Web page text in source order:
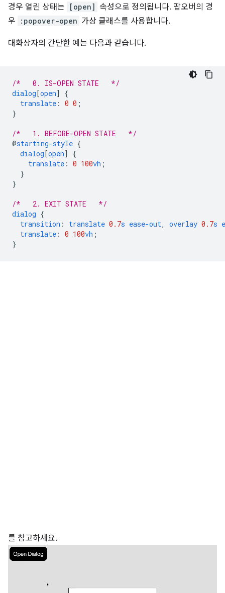
경우 열린 상태는
[open]
속성으로 정의됩니다. 팝오버의 경
우
:popover-open 가상 클래스를 사용합니다.
대화상자의 간단한 예는 다음과 같습니다.
/*   0. IS-OPEN STATE   */
dialog [open]
{
translate : 0 0 ;
}
/*   1. BEFORE-OPEN STATE   */
@starting-style {
dialog [open]
{
translate : 0 100vh ;
}
}
/*   2. EXIT STATE   */
dialog {
transition : translate 0.7s ease-out, overlay 0.7s
translate : 0 100vh ;
}
를 참고하세요.